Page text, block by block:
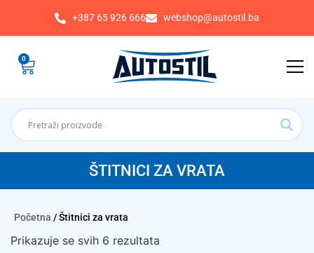
+387 65 926 666 webshop@autostil.ba
0
ŠTITNICI ZA VRATA
Početna / Štitnici za vrata
Prikazuje se svih 6 rezultata